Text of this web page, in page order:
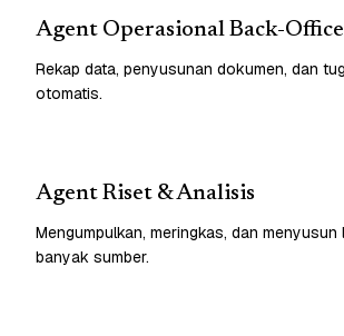
Agent Operasional Back-Office
Rekap data, penyusunan dokumen, dan
otomatis.
Agent Riset & Analisis
Mengumpulkan, meringkas, dan menyusun
banyak sumber.